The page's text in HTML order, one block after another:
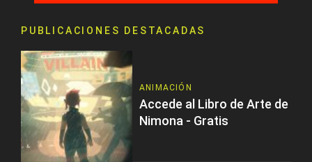
PUBLICACIONES DESTACADAS
ANIMACIÓN
Accede al Libro de Arte de
Nimona - Gratis